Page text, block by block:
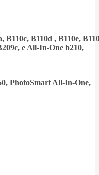
B110d , B110e,
e All-In-One b210,
PhotoSmart All-In-One,